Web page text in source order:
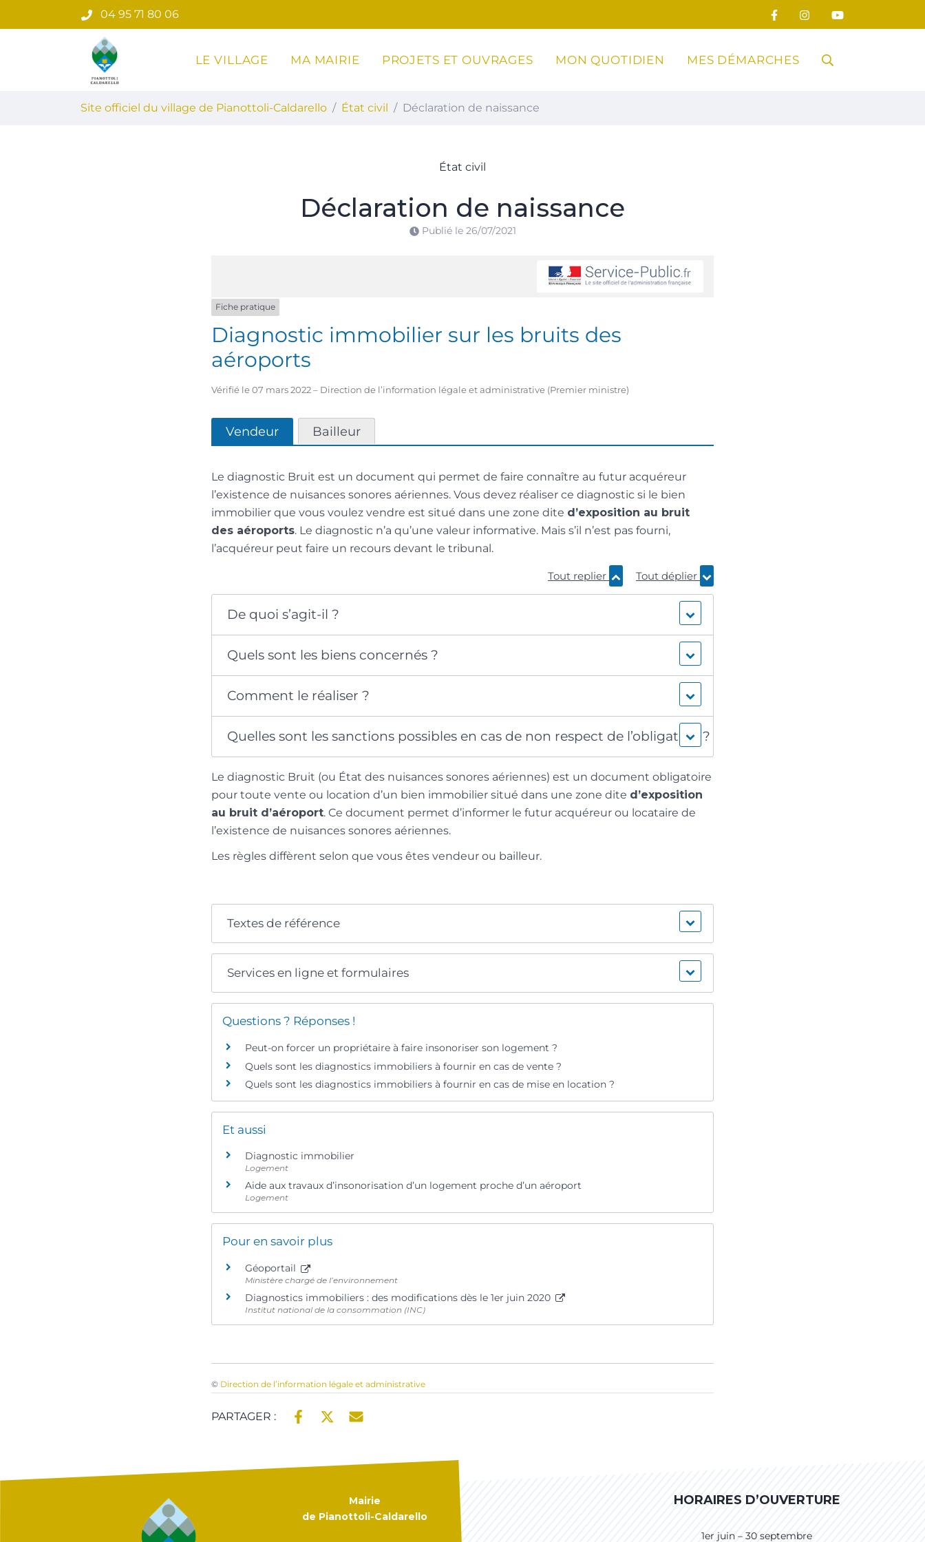
au
04 95 71 80 06
Site officiel du village de Pianottoli-Caldarello
LE VILLAGE MA MAIRIE PROJETS ET OUVRAGES MON QUOTIDIEN MES DÉMARCHES RECHERCHE
Site officiel du village de Pianottoli-Caldarello État civil Déclaration de naissance
État civil
Déclaration de naissance
Publié le 26/07/2021
Fiche pratique
Diagnostic immobilier sur les bruits des
aéroports
Vérifié le 07 mars 2022 – Direction de l’information légale et administrative (Premier ministre)
Vendeur Bailleur
Le diagnostic Bruit est un document qui permet de faire connaître au futur acquéreur
l’existence de nuisances sonores aériennes. Vous devez réaliser ce diagnostic si le bien
immobilier que vous voulez vendre est situé dans une zone dite d’exposition au bruit
des aéroports. Le diagnostic n’a qu’une valeur informative. Mais s’il n’est pas fourni,
l’acquéreur peut faire un recours devant le tribunal.
Tout replier Tout déplier
De quoi s’agit-il ?
Quels sont les biens concernés ?
Comment le réaliser ?
Quelles sont les sanctions possibles en cas de non respect de l’obligation ?
Le diagnostic Bruit (ou État des nuisances sonores aériennes) est un document obligatoire
pour toute vente ou location d’un bien immobilier situé dans une zone dite d’exposition
au bruit d’aéroport. Ce document permet d’informer le futur acquéreur ou locataire de
l’existence de nuisances sonores aériennes.
Les règles diffèrent selon que vous êtes vendeur ou bailleur.
Textes de référence
Services en ligne et formulaires
Questions ? Réponses !
Peut-on forcer un propriétaire à faire insonoriser son logement ?
Quels sont les diagnostics immobiliers à fournir en cas de vente ?
Quels sont les diagnostics immobiliers à fournir en cas de mise en location ?
Et aussi
Diagnostic immobilier
Logement
Aide aux travaux d’insonorisation d’un logement proche d’un aéroport
Logement
Pour en savoir plus
Géoportail
Ministère chargé de l’environnement
Diagnostics immobiliers : des modifications dès le 1er juin 2020
Institut national de la consommation (INC)
© Direction de l’information légale et administrative
PARTAGER :
Mairie
de Pianottoli-Caldarello
HORAIRES D’OUVERTURE
1er juin – 30 septembre